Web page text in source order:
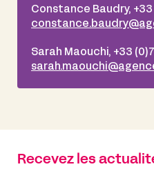
Constance Baudry, +33
Sarah Maouchi, +33
Recevez les